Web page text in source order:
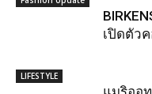
เปิดตัว
LIFESTYLE